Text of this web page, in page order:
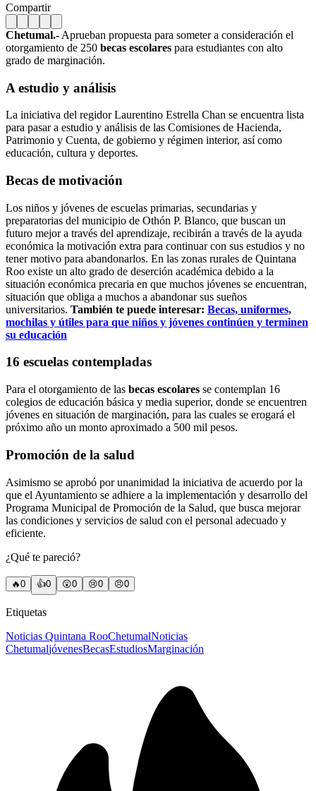
Compartir
Chetumal.- Aprueban propuesta para someter a consideración el
otorgamiento de 250 becas escolares para estudiantes con alto
grado de marginación.
A estudio y análisis
La iniciativa del regidor Laurentino Estrella Chan se encuentra lista
para pasar a estudio y análisis de las Comisiones de Hacienda,
Patrimonio y Cuenta, de gobierno y régimen interior, así como
educación, cultura y deportes.
Becas de motivación
Los niños y jóvenes de escuelas primarias, secundarias y
preparatorias del municipio de Othón P. Blanco, que buscan un
futuro mejor a través del aprendizaje, recibirán a través de la ayuda
económica la motivación extra para continuar con sus estudios y no
tener motivo para abandonarlos. En las zonas rurales de Quintana
Roo existe un alto grado de deserción académica debido a la
situación económica precaria en que muchos jóvenes se encuentran,
situación que obliga a muchos a abandonar sus sueños
universitarios. También te puede interesar: Becas, uniformes,
mochilas y útiles para que niños y jóvenes continúen y terminen
su educación
16 escuelas contempladas
Para el otorgamiento de las becas escolares se contemplan 16
colegios de educación básica y media superior, donde se encuentren
jóvenes en situación de marginación, para las cuales se erogará el
próximo año un monto aproximado a 500 mil pesos.
Promoción de la salud
Asimismo se aprobó por unanimidad la iniciativa de acuerdo por la
que el Ayuntamiento se adhiere a la implementación y desarrollo del
Programa Municipal de Promoción de la Salud, que busca mejorar
las condiciones y servicios de salud con el personal adecuado y
eficiente.
¿Qué te pareció?
🔥0 👍0 😲0 😢0 😠0
Etiquetas
Noticias Quintana RooChetumalNoticias
ChetumaljóvenesBecasEstudiosMarginación